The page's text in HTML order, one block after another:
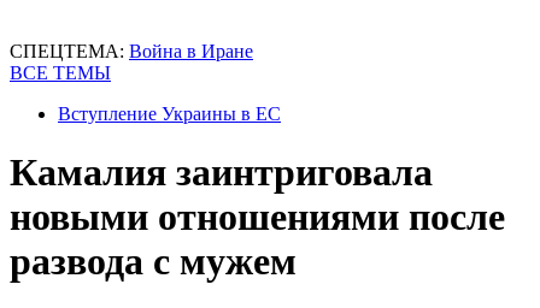
СПЕЦТЕМА: Война в Иране
ВСЕ ТЕМЫ
Вступление Украины в ЕС
Камалия заинтриговала
новыми отношениями после
развода с мужем